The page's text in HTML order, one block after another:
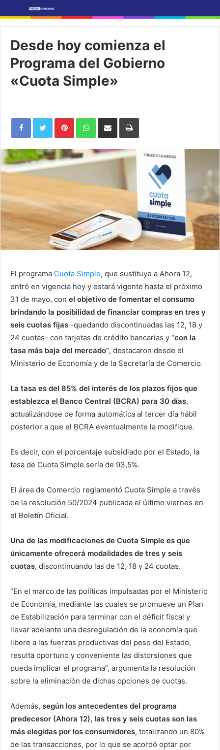
Desde hoy comienza el
Programa del Gobierno
«Cuota Simple»
PinterestWhatsAppShare
Email
Print
El programa Cuota Simple, que sustituye a Ahora 12,
entró en vigencia hoy y estará vigente hasta el próximo
31 de mayo, con el objetivo de fomentar el consumo
brindando la posibilidad de financiar compras en tres y
seis cuotas fijas -quedando discontinuadas las 12, 18 y
24 cuotas- con tarjetas de crédito bancarias y “con la
tasa más baja del mercado”, destacaron desde el
Ministerio de Economía y de la Secretaría de Comercio.
La tasa es del 85% del interés de los plazos fijos que
establezca el Banco Central (BCRA) para 30 días,
actualizándose de forma automática al tercer día hábil
posterior a que el BCRA eventualmente la modifique.
Es decir, con el porcentaje subsidiado por el Estado, la
tasa de Cuota Simple sería de 93,5%.
El área de Comercio reglamentó Cuota Simple a través
de la resolución 50/2024 publicada el último viernes en
el Boletín Oficial.
Una de las modificaciones de Cuota Simple es que
únicamente ofrecerá modalidades de tres y seis
cuotas, discontinuando las de 12, 18 y 24 cuotas.
“En el marco de las políticas impulsadas por el Ministerio
de Economía, mediante las cuales se promueve un Plan
de Estabilización para terminar con el déficit fiscal y
llevar adelante una desregulación de la economía que
libere a las fuerzas productivas del peso del Estado,
resulta oportuno y conveniente las distorsiones que
pueda implicar el programa”, argumenta la resolución
sobre la eliminación de dichas opciones de cuotas.
Además, según los antecedentes del programa
predecesor (Ahora 12), las tres y seis cuotas son las
más elegidas por los consumidores, totalizando un 80%
de las transacciones, por lo que se acordó optar por